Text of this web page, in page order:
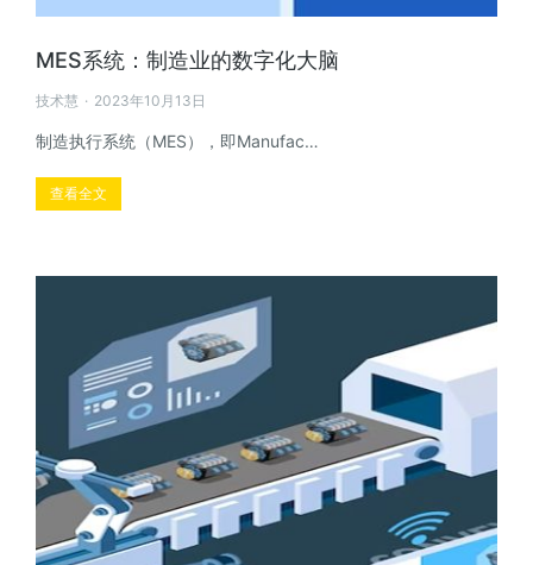
MES系统：制造业的数字化大脑
技术慧 2023年10月13日
制造执行系统（MES），即Manufac…
查看全文